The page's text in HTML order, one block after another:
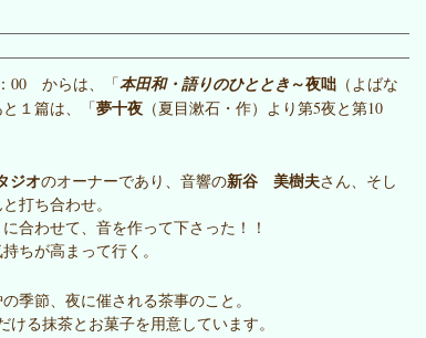
00 からは、「本田和・語りのひととき ～夜咄 （よばな
１篇は、「夢十夜 （夏目漱石・作）より第5夜と第10
ジオのオーナーであり、音響の新谷 美樹夫さん、そし
打ち合わせ。
合わせて、音を作って下さった！！
ちが高まって行く。
季節、夜に催される茶事のこと。
る抹茶とお菓子を用意しています。